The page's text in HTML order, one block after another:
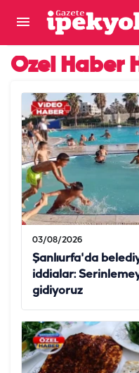
Özel Haber
03/08/2026
Şanlıurfa'da
iddialar:
gidiyoruz